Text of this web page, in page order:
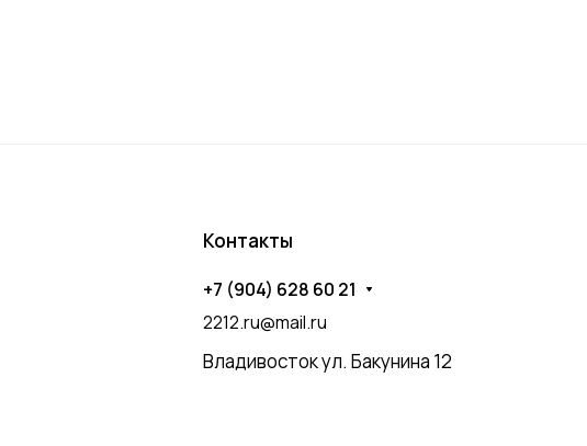
Контакты
+7 (904) 628 60 21
2212.ru@mail.ru
Владивосток ул. Бакунина 12